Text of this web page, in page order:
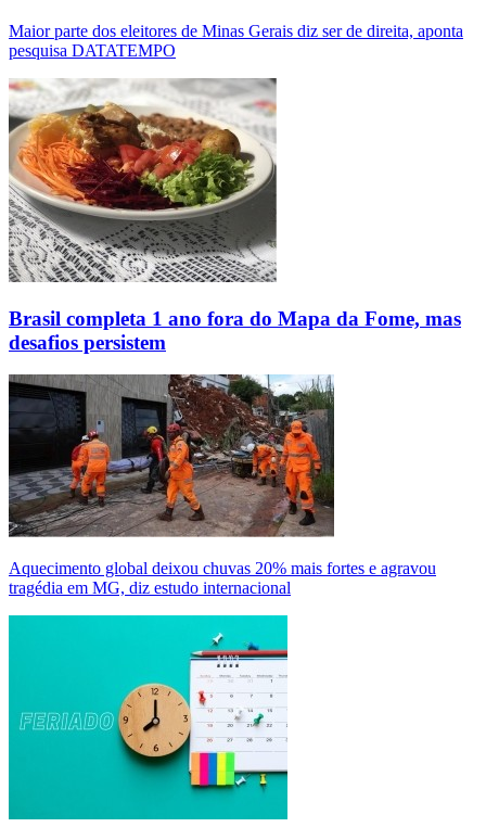
Maior parte dos eleitores de Minas Gerais diz ser de direita, aponta
pesquisa DATATEMPO
Brasil completa 1 ano fora do Mapa da Fome, mas
desafios persistem
Aquecimento global deixou chuvas 20% mais fortes e agravou
tragédia em MG, diz estudo internacional